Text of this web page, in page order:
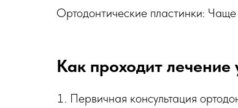
Ортодонтические пластинки: Чаще
Как проходит лечение
Первичная консультация